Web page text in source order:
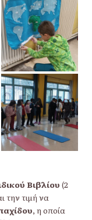
Βιβλίου (2
την τιμή να
, η οποία